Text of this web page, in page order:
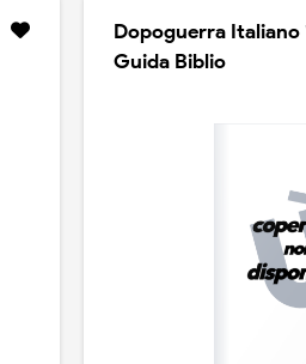
Dopoguerra Italiano
Guida Biblio